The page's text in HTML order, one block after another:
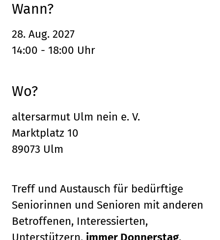
Wann?
28. Aug. 2027
14:00 - 18:00 Uhr
Wo?
altersarmut Ulm nein e. V.
Marktplatz 10
89073 Ulm
Treff und Austausch für bedürftige
Seniorinnen und Senioren mit anderen
Betroffenen, Interessierten,
Unterstützern, immer Donnerstag,